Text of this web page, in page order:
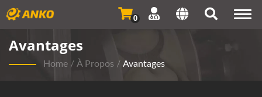
0
Avantages
Home / À Propos / Avantages